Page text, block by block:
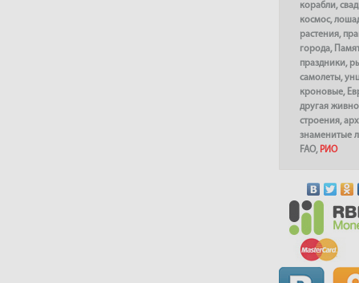
корабли,
космос,
растения,
города,
праздники,
самолеты,
кроновые,
другая
строения,
знаменитые
FAO, РИО